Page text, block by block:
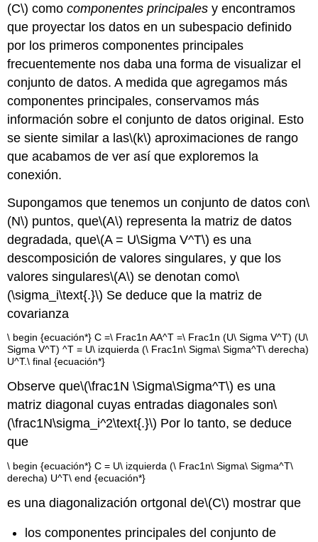
(C\) comocomponentes principales y encontramos
que proyectar los datos en un subespacio definido
por los primeros componentes principales
frecuentemente nos daba una forma de visualizar el
conjunto de datos. A medida que agregamos más
componentes principales, conservamos más
información sobre el conjunto de datos original. Esto
se siente similar a las\(k\) aproximaciones de rango
que acabamos de ver así que exploremos la
conexión.
Supongamos que tenemos un conjunto de datos con\
(N\) puntos, que\(A\) representa la matriz de datos
degradada, que\(A = U\Sigma V^T\) es una
descomposición de valores singulares, y que los
valores singulares\(A\) se denotan como\
(\sigma_i\text{.}\) Se deduce que la matriz de
covarianza
\ begin {ecuación*} C =\ Frac1n AA^T =\ Frac1n (U\ Sigma V^T) (U\
Sigma V^T) ^T = U\ izquierda (\ Frac1n\ Sigma\ Sigma^T\ derecha)
U^T.\ final {ecuación*}
Observe que\(\frac1N \Sigma\Sigma^T\) es una
matriz diagonal cuyas entradas diagonales son\
(\frac1N\sigma_i^2\text{.}\) Por lo tanto, se deduce
que
\ begin {ecuación*} C = U\ izquierda (\ Frac1n\ Sigma\ Sigma^T\
derecha) U^T\ end {ecuación*}
es una diagonalización ortgonal de\(C\) mostrar que
los componentes principales del conjunto de